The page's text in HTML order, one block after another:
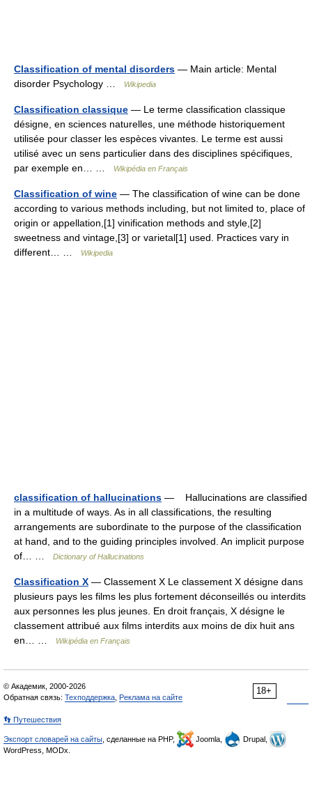
Classification of mental disorders — Main article: Mental
disorder Psychology …
Wikipedia
Classification classique — Le terme classification classique
désigne, en sciences naturelles, une méthode historiquement
utilisée pour classer les espèces vivantes. Le terme est aussi
utilisé avec un sens particulier dans des disciplines spécifiques,
par exemple en… …
Wikipédia en Français
Classification of wine — The classification of wine can be done
according to various methods including, but not limited to, place of
origin or appellation,[1] vinification methods and style,[2]
sweetness and vintage,[3] or varietal[1] used. Practices vary in
different… …
Wikipedia
classification of hallucinations — Hallucinations are classified
in a multitude of ways. As in all classifications, the resulting
arrangements are subordinate to the purpose of the classification
at hand, and to the guiding principles involved. An implicit purpose
of… …
Dictionary of Hallucinations
Classification X — Classement X Le classement X désigne dans
plusieurs pays les films les plus fortement déconseillés ou interdits
aux personnes les plus jeunes. En droit français, X désigne le
classement attribué aux films interdits aux moins de dix huit ans
en… …
Wikipédia en Français
18+
© Академик, 2000-2026
Обратная связь: Техподдержка Реклама на сайте
👣 Путешествия
Экспорт словарей на сайты , сделанные на PHP, Joomla,
Drupal,
WordPress, MODx.